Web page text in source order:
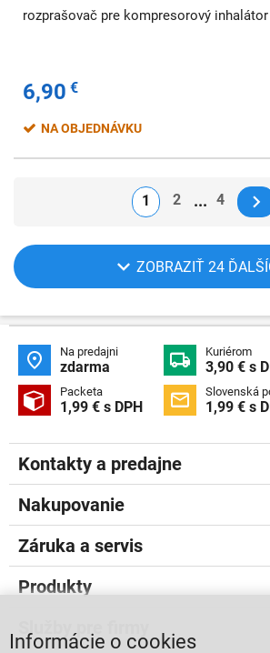
rozprašovač pre kompresorový inhalátor
6,90 €
NA OBJEDNÁVKU
1 2 4
ZOBRAZIŤ 24
 Na predajni
zdarma  Kuriérom
3,90 € s
 Packeta
1,99 € s DPH  Slovenská
1,99 € s
Kontakty a predajne
Nakupovanie
Záruka a servis
Produkty
Služby pre firmy
Informácie o cookies